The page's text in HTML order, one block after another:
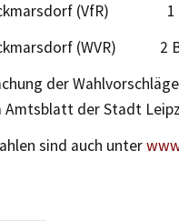
(VfR) 1
(WVR) 2
der
Amtsblatt der Stadt
sind auch unter